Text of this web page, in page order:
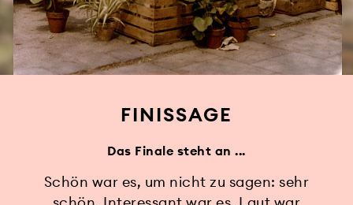
FINISSAGE
Das Finale steht an ...
Schön war es, um nicht zu sagen: sehr